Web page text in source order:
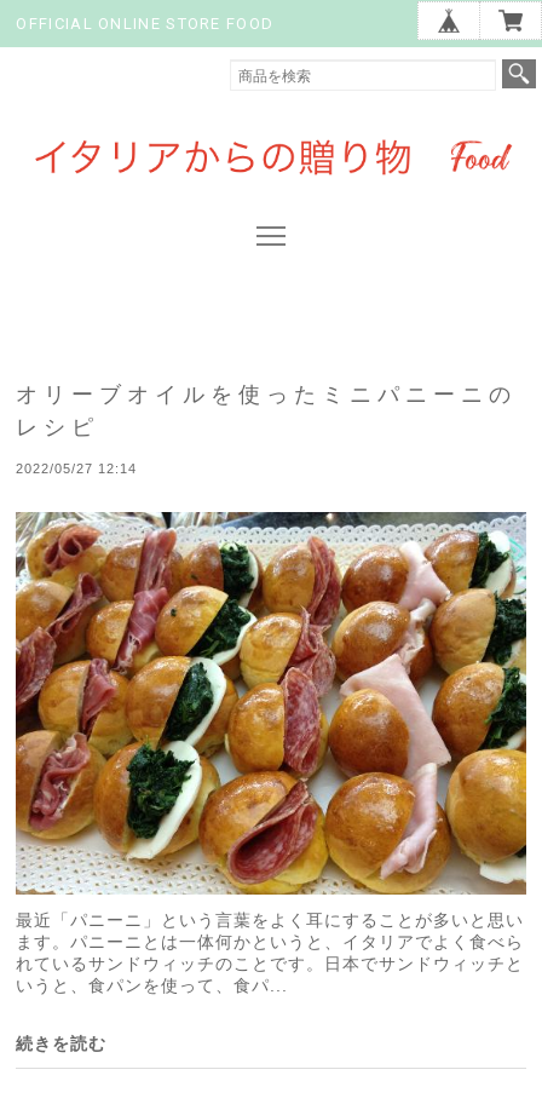
OFFICIAL ONLINE STORE FOOD
オリーブオイルを使ったミニパニーニの
レシピ
2022/05/27 12:14
最近「パニーニ」という言葉をよく耳にすることが多いと思い
ます。パニーニとは一体何かというと、イタリアでよく食べら
れているサンドウィッチのことです。日本でサンドウィッチと
いうと、食パンを使って、食パ...
続きを読む